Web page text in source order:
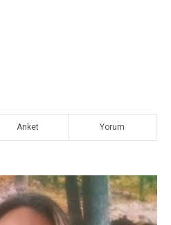
Anket Yorum